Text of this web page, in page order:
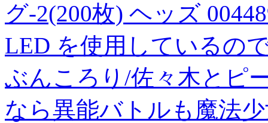
グ-2(200枚) ヘッズ
LED を使用しているの
ぶんころり/佐々木とピ
なら異能バトルも魔法